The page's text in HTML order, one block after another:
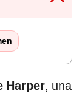
Harper, una